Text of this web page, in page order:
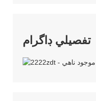
تفصيلي ڊاگرام